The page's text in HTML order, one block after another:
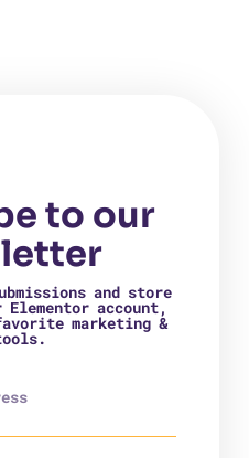
to our
and store
account,
marketing &